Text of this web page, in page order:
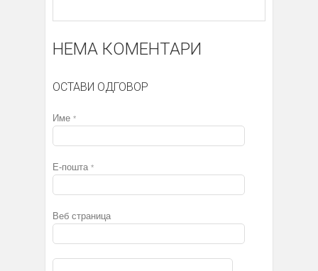
НЕМА КОМЕНТАРИ
ОСТАВИ ОДГОВОР
Име *
Е-пошта *
Веб страница